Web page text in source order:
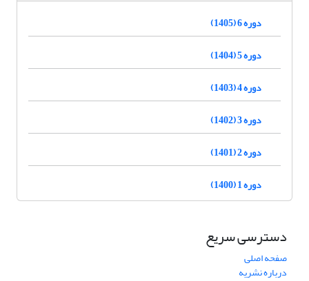
دوره 6 (1405)
دوره 5 (1404)
دوره 4 (1403)
دوره 3 (1402)
دوره 2 (1401)
دوره 1 (1400)
دسترسی سریع
صفحه اصلی
درباره نشریه